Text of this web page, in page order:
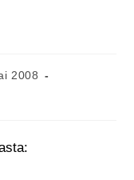
2008